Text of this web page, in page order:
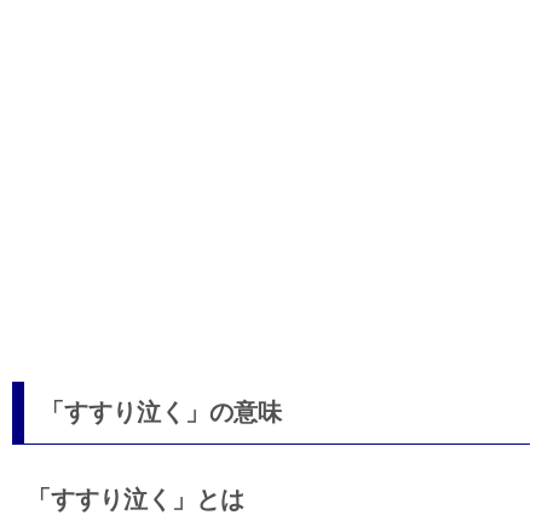
「すすり泣く」の意味
「すすり泣く」とは